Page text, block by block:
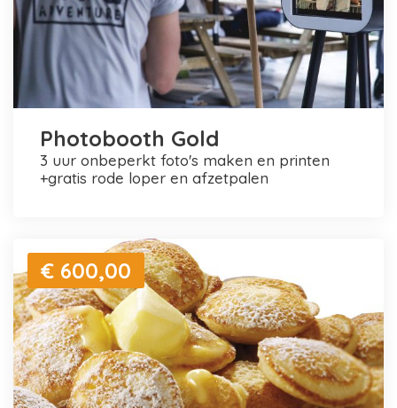
Photobooth Gold
3 uur onbeperkt foto's maken en printen
+gratis rode loper en afzetpalen
€ 600,00